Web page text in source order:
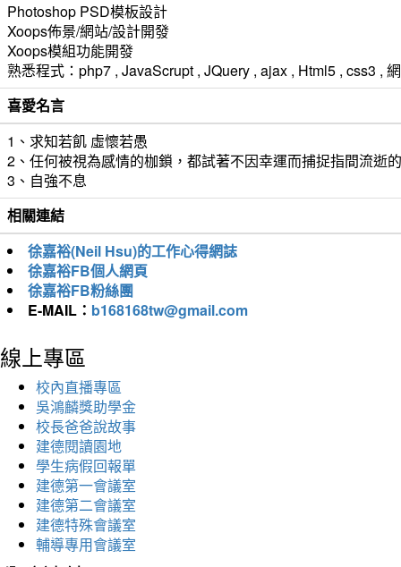
Photoshop PSD模板設計
Xoops佈景/網站/設計開發
Xoops模組功能開發
熟悉程式：php7 , JavaScrupt , JQuery , ajax , Html5 , css3 ,
喜愛名言
1、求知若飢 虛懷若愚
2、任何被視為感情的枷鎖，都試著不因幸運而捕捉指間流逝
3、自強不息
相關連結
徐嘉裕(Neil Hsu)的工作心得網誌
徐嘉裕FB個人網頁
徐嘉裕FB粉絲團
E-MAIL： b168168tw@gmail.com
線上專區
校內直播專區
吳鴻麟獎助學金
校長爸爸說故事
建德閱讀園地
學生病假回報單
建德第一會議室
建德第二會議室
建德特殊會議室
輔導專用會議室